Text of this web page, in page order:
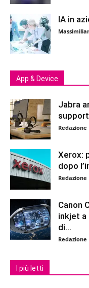
IA in
App & Device
Jabra
Redazione
Xerox:
dopo
Redazione
Canon
inkjet a
di...
Redazione
I più letti